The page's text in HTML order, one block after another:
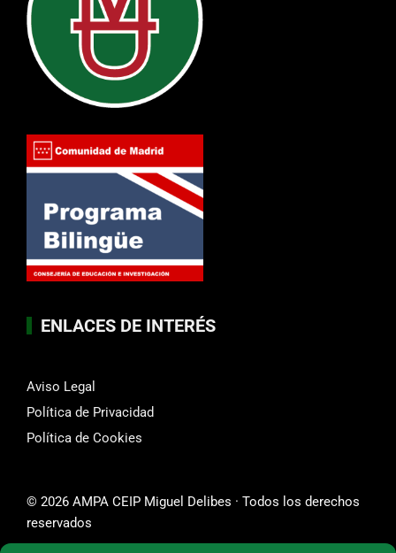
ENLACES DE INTERÉS
Aviso Legal
Política de Privacidad
Política de Cookies
© 2026 AMPA CEIP Miguel Delibes · Todos los derechos
reservados